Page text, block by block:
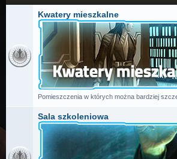
Kwatery mieszkalne
Pomieszczenia w których można bardziej
Sala szkoleniowa